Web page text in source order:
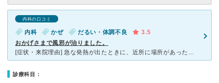
内科の口コミ
内科 かぜ だるい・体調不良
3.5
おかげさまで風邪が治りました。
[症状・来院理由] 急な発熱が出たときに、近所に場所があったので、昨日少し体調不良が改善したのですけれど、発熱があったため宮田利府クリニックに行きました。 [医師の診断・治療法] 扁桃腺のはれ、
診療科目：